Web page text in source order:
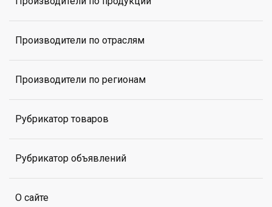
Производители по отраслям
Производители по регионам
Рубрикатор товаров
Рубрикатор объявлений
О сайте